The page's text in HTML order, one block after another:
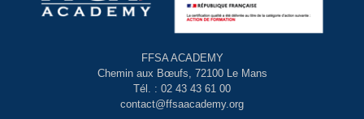
FFSA ACADEMY
Chemin aux Bœufs, 72100 Le Mans
Tél. : 02 43 43 61 00
contact@ffsaacademy.org